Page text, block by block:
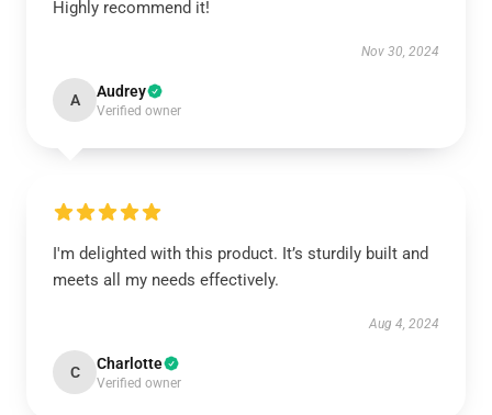
Highly recommend it!
Nov 30, 2024
A Audrey
Verified owner
I'm delighted with this product. It’s sturdily built and
meets all my needs effectively.
Aug 4, 2024
C Charlotte
Verified owner